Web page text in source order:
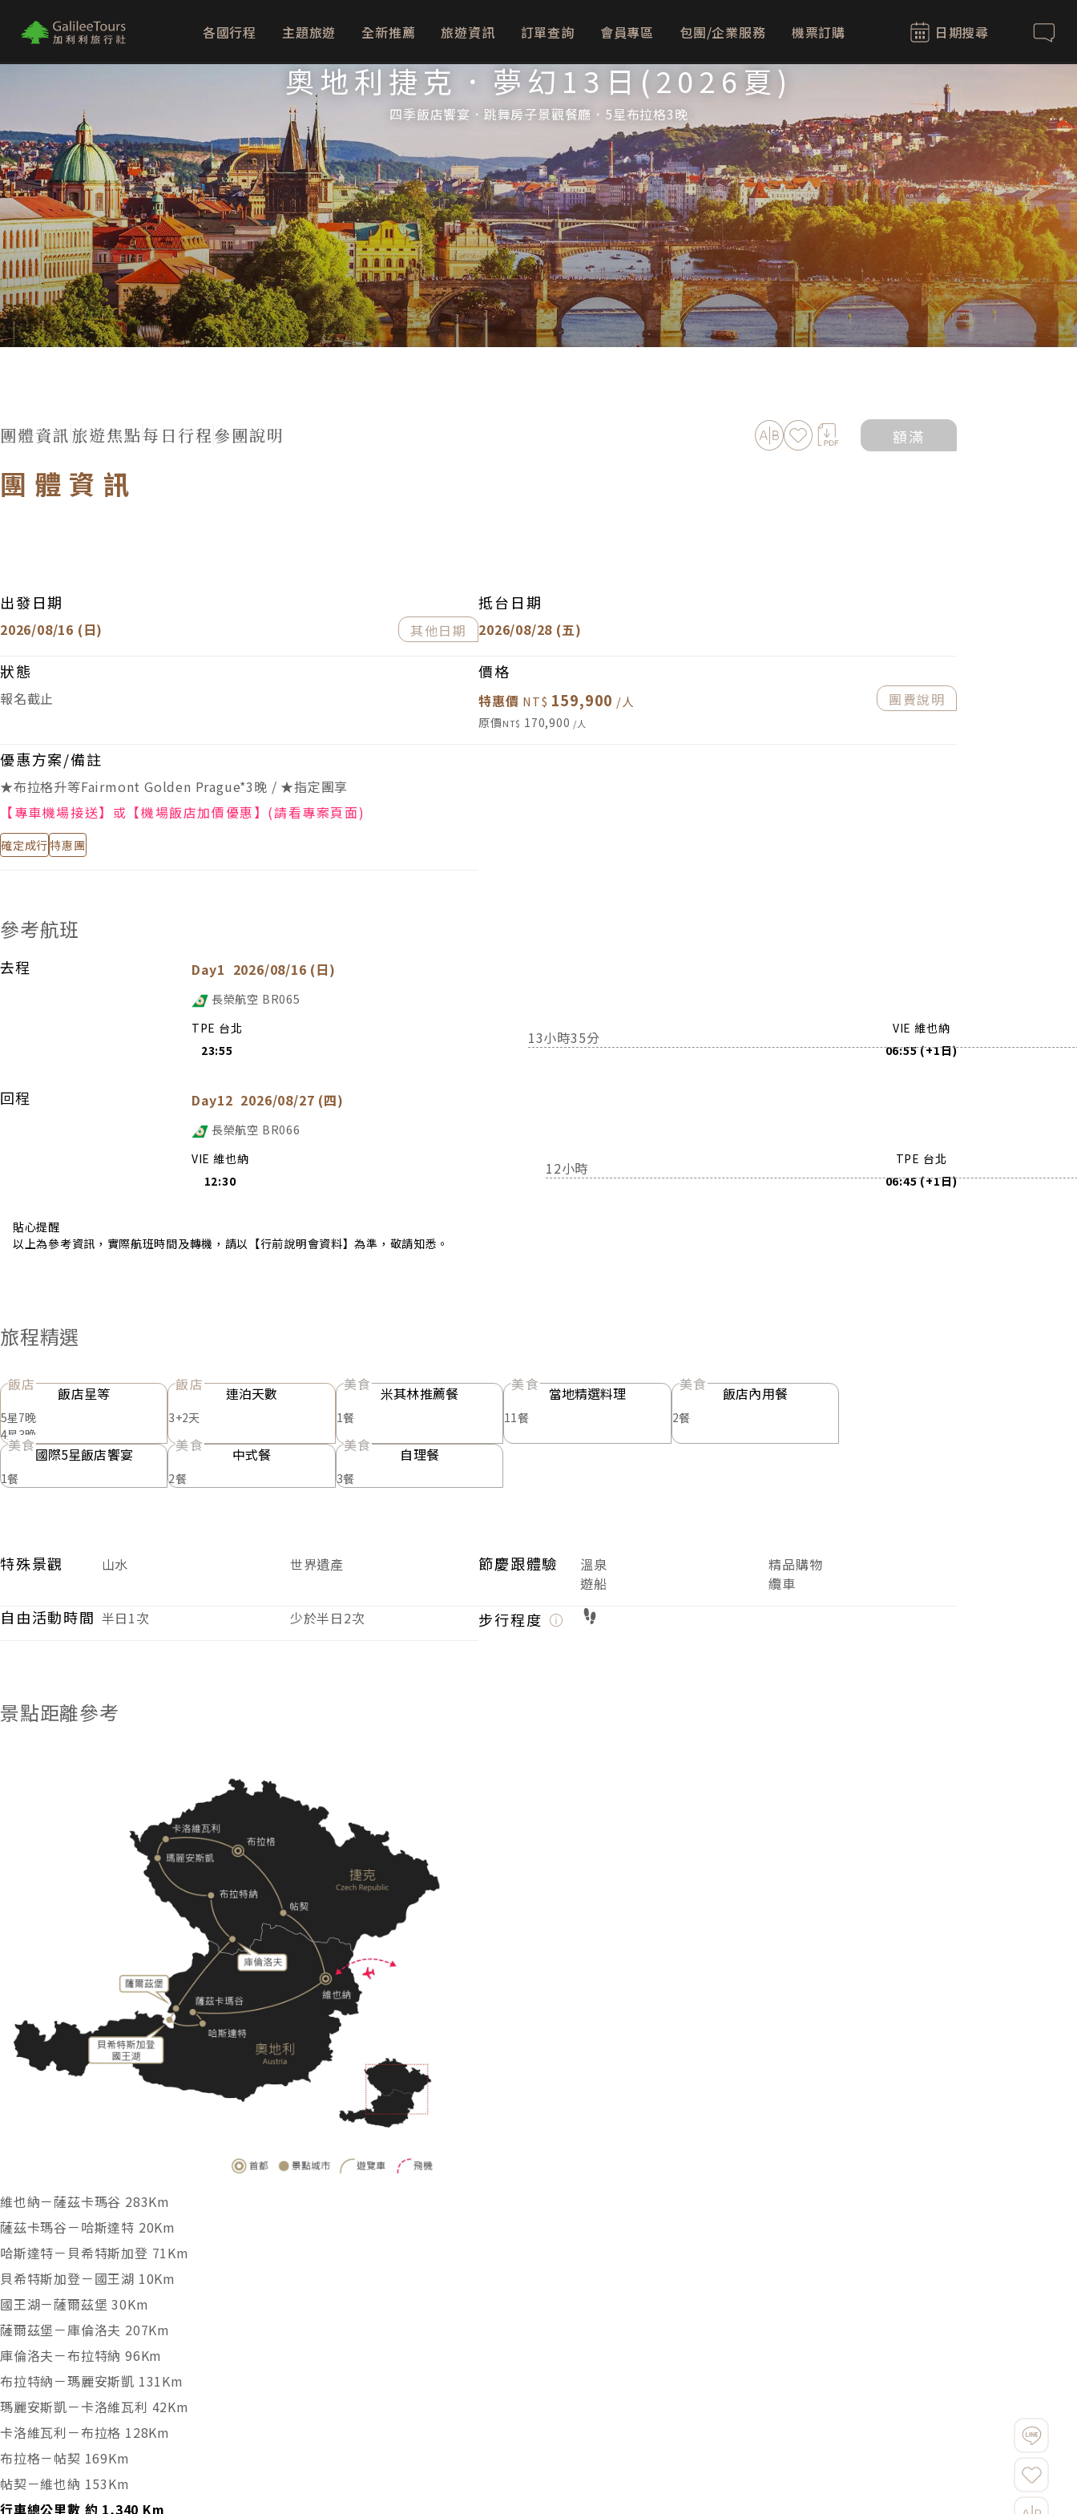
logo 各國行程 主題旅遊 全新推薦 旅遊資訊 訂單查詢 會員專區 包團/企業服務 機票訂購 日期搜尋
聯絡我
奧地利捷克．夢幻13日(2026夏)
四季飯店饗宴．跳舞房子景觀餐廳．5星布拉格3晚
團體資訊旅遊焦點每日行程參團說明 加入比較
加入最愛
下載PDF 額滿
團體資訊
出發日期
2026/08/16 (日) 其他日期
抵台日期
2026/08/28 (五)
狀態
報名截止
價格
特惠價 159,900
原價 170,900
團費說明
優惠方案/備註
★布拉格升等Fairmont Golden Prague*3晚 / ★指定團享
【專車機場接送】或【機場飯店加價優惠】(請看專案頁面)
確定成行特惠團
參考航班
去程 Day1 2026/08/16 (日)
長榮航空 BR065
TPE 台北
23:55
13小時35分
VIE 維也納
06:55 (+1日)
回程 Day12 2026/08/27 (四)
長榮航空 BR066
VIE 維也納
12:30
12小時
TPE 台北
06:45 (+1日)
貼心提醒
以上為參考資訊，實際航班時間及轉機，請以【行前說明會資料】為準，敬請知悉。
旅程精選
飯店 飯店星等
5星7晚
4星3晚
飯店 連泊天數
3+2天
美食 米其林推薦餐
1餐
美食 當地精選料理
11餐
美食 飯店內用餐
2餐
美食國際5星飯店饗宴
1餐
美食 中式餐
2餐
美食 自理餐
3餐
特殊景觀 山水 世界遺產 節慶跟體驗 溫泉
精品購物
遊船
纜車
自由活動時間 半日1次 少於半日2次 步行程度
景點距離參考
維也納－薩茲卡瑪谷 283Km
薩茲卡瑪谷－哈斯達特 20Km
哈斯達特－貝希特斯加登 71Km
貝希特斯加登－國王湖 10Km
國王湖－薩爾茲堡 30Km
薩爾茲堡－庫倫洛夫 207Km
庫倫洛夫－布拉特納 96Km
布拉特納－瑪麗安斯凱 131Km
瑪麗安斯凱－卡洛維瓦利 42Km
卡洛維瓦利－布拉格 128Km
布拉格－帖契 169Km
帖契－維也納 153Km
行車總公里數 約 1,340 Km